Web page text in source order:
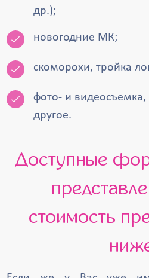
др.);
новогодние МК;
скоморохи, тройка
фото- и
другое.
Доступные форматы наших
стоимость